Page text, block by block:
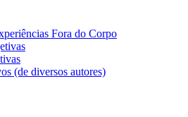
Fora do Corpo
(de diversos autores)